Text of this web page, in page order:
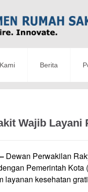
Berita
Wajib Layani
Dewan Perwakilan
Pemerintah
layanan kesehatan